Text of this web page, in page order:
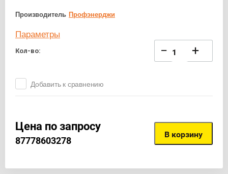
Производитель Профэнерджи
Параметры
Кол-во: − +
Добавить к сравнению
Цена по запросу
87778603278
В корзину